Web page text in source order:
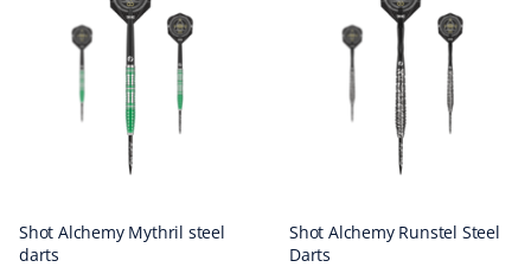
Shot Alchemy Mythril steel
darts
Shot Alchemy Runstel Steel
Darts